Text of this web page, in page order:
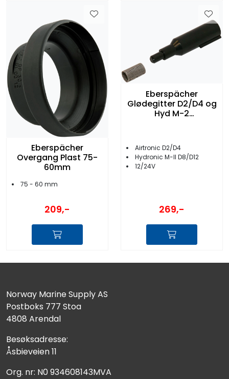
Eberspächer
Overgang Plast 75-
60mm
75 - 60 mm
209,-
Eberspächer
Glødegitter D2/D4 og
Hyd M-2
Airtronic D2/D4
Hydronic M-II D8/D12
12/24V
269,-
Norway Marine Supply AS
Postboks 777 Stoa
4808 Arendal
Besøksadresse:
Åsbieveien 11
Org. nr: N0 934608143MVA